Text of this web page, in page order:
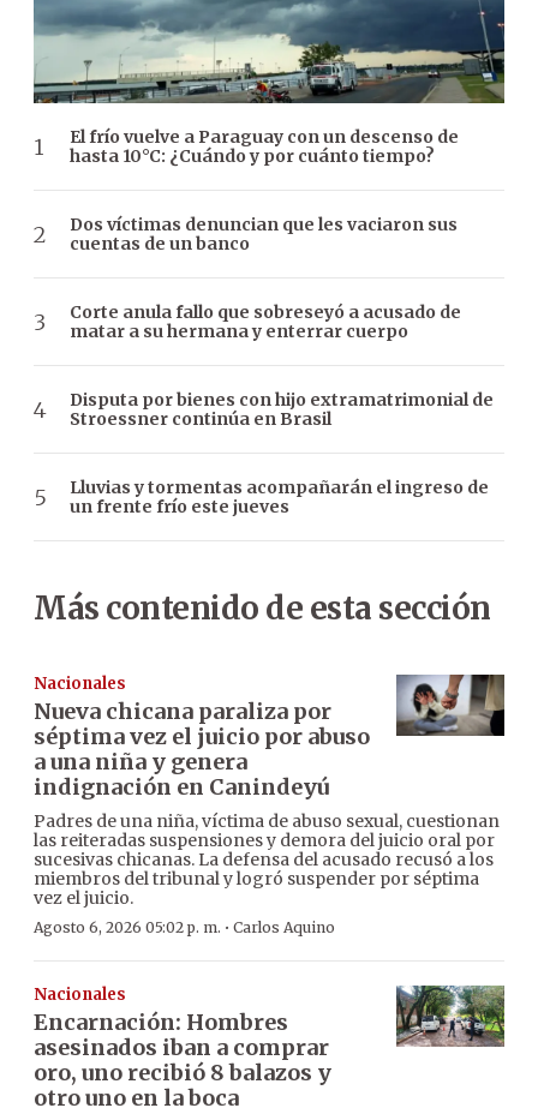
El frío vuelve a Paraguay con un descenso de
hasta 10°C: ¿Cuándo y por cuánto tiempo?
Dos víctimas denuncian que les vaciaron sus
cuentas de un banco
Corte anula fallo que sobreseyó a acusado de
matar a su hermana y enterrar cuerpo
Disputa por bienes con hijo extramatrimonial de
Stroessner continúa en Brasil
Lluvias y tormentas acompañarán el ingreso de
un frente frío este jueves
Más contenido de esta sección
Nacionales
Nueva chicana paraliza por
séptima vez el juicio por abuso
a una niña y genera
indignación en Canindeyú
Padres de una niña, víctima de abuso sexual, cuestionan
las reiteradas suspensiones y demora del juicio oral por
sucesivas chicanas. La defensa del acusado recusó a los
miembros del tribunal y logró suspender por séptima
vez el juicio.
Agosto 6, 2026 05:02 p. m. · Carlos Aquino
Nacionales
Encarnación: Hombres
asesinados iban a comprar
oro, uno recibió 8 balazos y
otro uno en la boca